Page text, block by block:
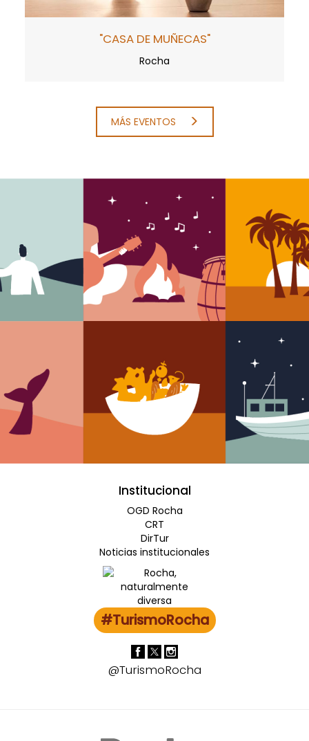
"CASA DE MUÑECAS"
Rocha
MÁS EVENTOS
Institucional
OGD Rocha
CRT
DirTur
Noticias institucionales
#TurismoRocha
@TurismoRocha